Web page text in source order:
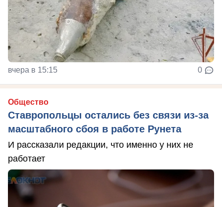
вчера в 15:15 0
Общество
Ставропольцы остались без связи из-за
масштабного сбоя в работе Рунета
И рассказали редакции, что именно у них не
работает